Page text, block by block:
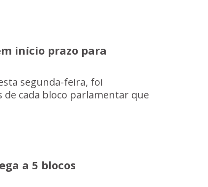
início prazo para
segunda-feira, foi
cada bloco parlamentar que
a 5 blocos